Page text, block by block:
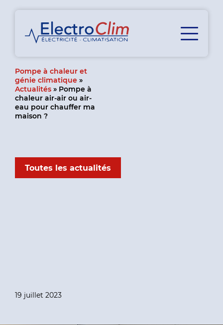
Pompe à chaleur et
génie climatique »
Actualités » Pompe à
chaleur air-air ou air-
eau pour chauffer ma
maison ?
Toutes les actualités
19 juillet 2023